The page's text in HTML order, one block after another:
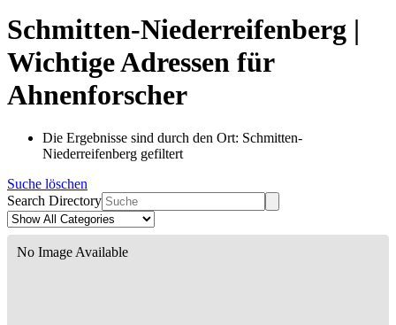
Schmitten-Niederreifenberg |
Wichtige Adressen für
Ahnenforscher
Die Ergebnisse sind durch den Ort: Schmitten-
Niederreifenberg gefiltert
Suche löschen
Search Directory
No Image Available